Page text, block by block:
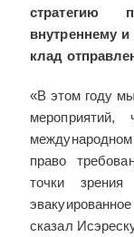
стратегию
внутреннему
клад
«В этом году
право
точки
сказал